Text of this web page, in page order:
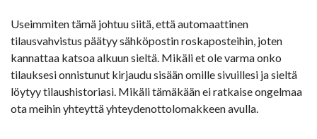
Useimmiten tämä johtuu siitä, että automaattinen
tilausvahvistus päätyy sähköpostin roskaposteihin, joten
kannattaa katsoa alkuun sieltä. Mikäli et ole varma onko
tilauksesi onnistunut kirjaudu sisään omille sivuillesi ja sieltä
löytyy tilaushistoriasi. Mikäli tämäkään ei ratkaise ongelmaa
ota meihin yhteyttä yhteydenottolomakkeen avulla.